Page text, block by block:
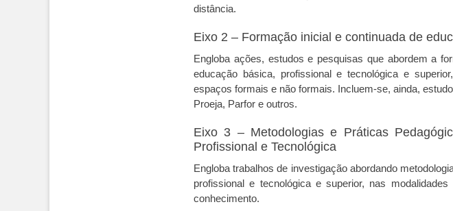
distância.
Eixo 2 – Formação inicial e continuada de
Engloba ações, estudos e pesquisas que abordem a
educação básica, profissional e tecnológica e
espaços formais e não formais. Incluem-se, ainda,
Proeja, Parfor e outros.
Eixo 3 – Metodologias e Práticas
Profissional e Tecnológica
Engloba trabalhos de investigação abordando
profissional e tecnológica e superior, nas
conhecimento.